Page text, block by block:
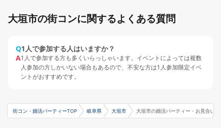
大垣市の街コンに関するよくある質問
Q1人で参加する人はいますか？
A1人で参加する方も多くいらっしゃいます。イベントによっては複数
人参加の方しかいない場合もあるので、不安な方は1人参加限定イベ
ントがおすすめです。
街コン・婚活パーティーTOP 岐阜県 大垣市 大垣市の婚活パーティー・お見合い